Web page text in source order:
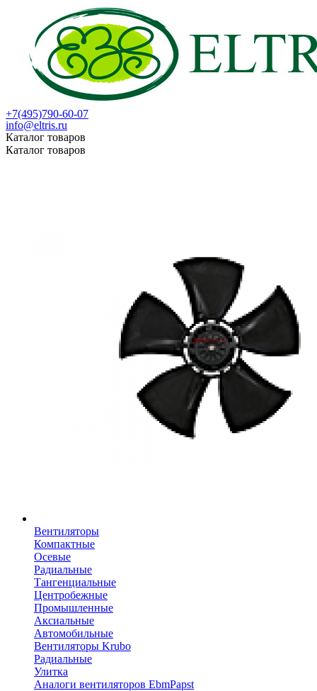
+7(495)790-60-07
info@eltris.ru
Каталог товаров
Каталог товаров
Вентиляторы
Компактные
Осевые
Радиальные
Тангенциальные
Центробежные
Промышленные
Аксиальные
Автомобильные
Вентиляторы Krubo
Радиальные
Улитка
Аналоги вентиляторов EbmPapst